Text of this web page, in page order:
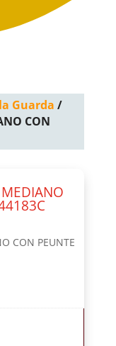
Guarda /
CON
CON PEUNTE